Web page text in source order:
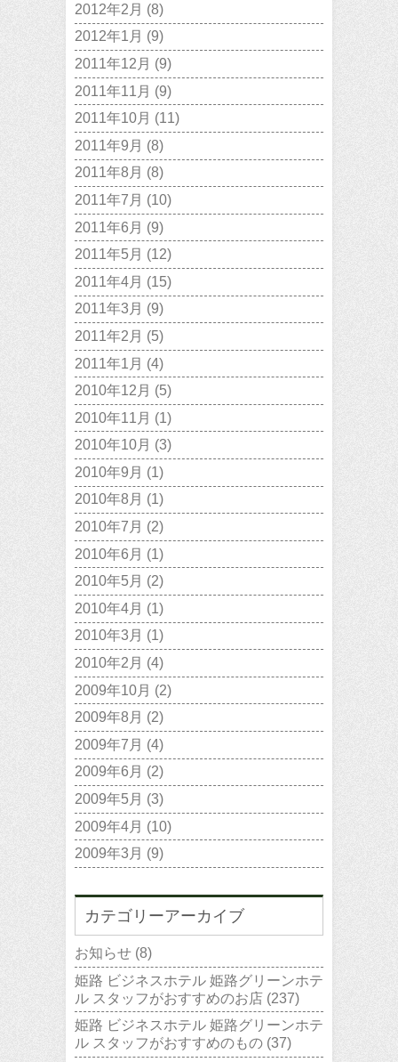
2012年2月 (8)
2012年1月 (9)
2011年12月 (9)
2011年11月 (9)
2011年10月 (11)
2011年9月 (8)
2011年8月 (8)
2011年7月 (10)
2011年6月 (9)
2011年5月 (12)
2011年4月 (15)
2011年3月 (9)
2011年2月 (5)
2011年1月 (4)
2010年12月 (5)
2010年11月 (1)
2010年10月 (3)
2010年9月 (1)
2010年8月 (1)
2010年7月 (2)
2010年6月 (1)
2010年5月 (2)
2010年4月 (1)
2010年3月 (1)
2010年2月 (4)
2009年10月 (2)
2009年8月 (2)
2009年7月 (4)
2009年6月 (2)
2009年5月 (3)
2009年4月 (10)
2009年3月 (9)
カテゴリーアーカイブ
お知らせ (8)
姫路 ビジネスホテル 姫路グリーンホテ
ル スタッフがおすすめのお店 (237)
姫路 ビジネスホテル 姫路グリーンホテ
ル スタッフがおすすめのもの (37)